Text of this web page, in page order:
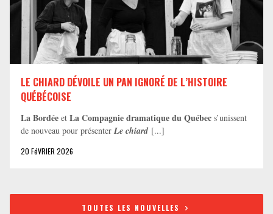
LE CHIARD DÉVOILE UN PAN IGNORÉ DE L’HISTOIRE
QUÉBÉCOISE
La Bordée et La Compagnie dramatique du Québec s’unissent
de nouveau pour présenter Le chiard [...]
20 FéVRIER 2026
TOUTES LES NOUVELLES